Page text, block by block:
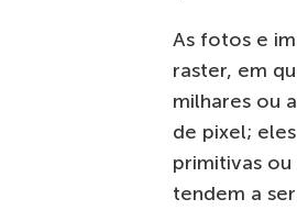
As fotos e
raster, em
milhares ou
de pixel;
primitivas
tendem a